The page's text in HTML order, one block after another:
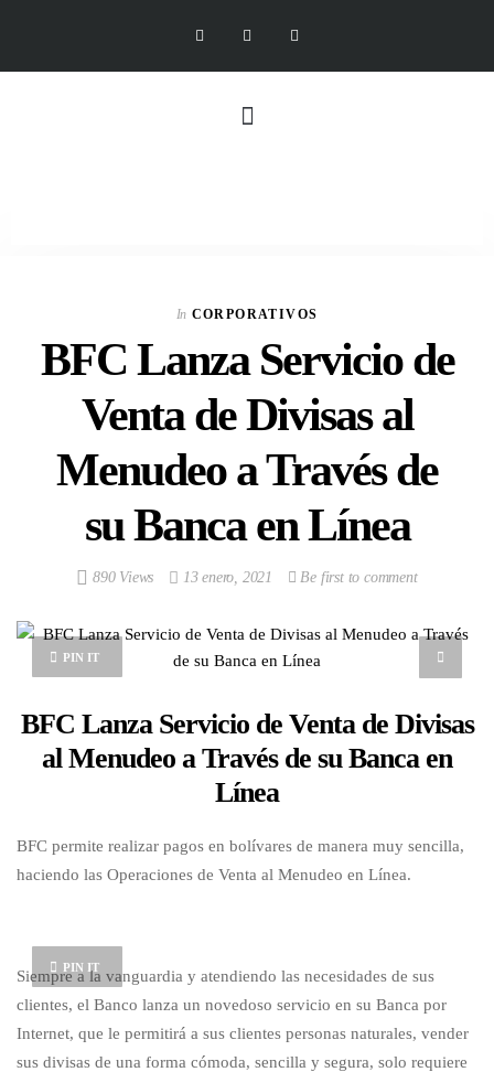
In CORPORATIVOS
BFC Lanza Servicio de
Venta de Divisas al
Menudeo a Través de
su Banca en Línea
890 Views 13 enero, 2021 Be first to comment
PIN IT
BFC Lanza Servicio de Venta de Divisas
al Menudeo a Través de su Banca en
Línea
BFC permite realizar pagos en bolívares de manera muy sencilla,
haciendo las Operaciones de Venta al Menudeo en Línea.
PIN IT
Siempre a la vanguardia y atendiendo las necesidades de sus
clientes, el Banco lanza un novedoso servicio en su Banca por
Internet, que le permitirá a sus clientes personas naturales, vender
sus divisas de una forma cómoda, sencilla y segura, solo requiere